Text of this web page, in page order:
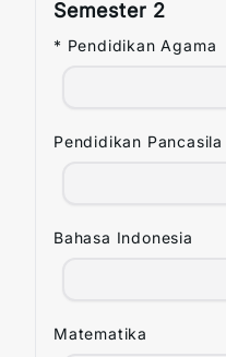
Semester 2
* Pendidikan Agama
Pendidikan
Bahasa Indonesia
Matematika